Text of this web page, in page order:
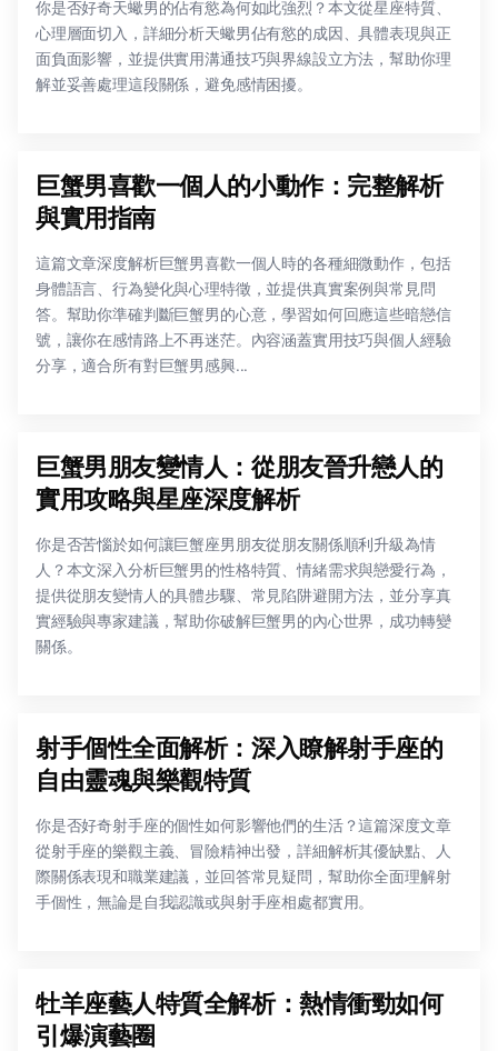
你是否好奇天蠍男的佔有慾為何如此強烈？本文從星座特質、
心理層面切入，詳細分析天蠍男佔有慾的成因、具體表現與正
面負面影響，並提供實用溝通技巧與界線設立方法，幫助你理
解並妥善處理這段關係，避免感情困擾。
巨蟹男喜歡一個人的小動作：完整解析
與實用指南
這篇文章深度解析巨蟹男喜歡一個人時的各種細微動作，包括
身體語言、行為變化與心理特徵，並提供真實案例與常見問
答。幫助你準確判斷巨蟹男的心意，學習如何回應這些暗戀信
號，讓你在感情路上不再迷茫。內容涵蓋實用技巧與個人經驗
分享，適合所有對巨蟹男感興...
巨蟹男朋友變情人：從朋友晉升戀人的
實用攻略與星座深度解析
你是否苦惱於如何讓巨蟹座男朋友從朋友關係順利升級為情
人？本文深入分析巨蟹男的性格特質、情緒需求與戀愛行為，
提供從朋友變情人的具體步驟、常見陷阱避開方法，並分享真
實經驗與專家建議，幫助你破解巨蟹男的內心世界，成功轉變
關係。
射手個性全面解析：深入瞭解射手座的
自由靈魂與樂觀特質
你是否好奇射手座的個性如何影響他們的生活？這篇深度文章
從射手座的樂觀主義、冒險精神出發，詳細解析其優缺點、人
際關係表現和職業建議，並回答常見疑問，幫助你全面理解射
手個性，無論是自我認識或與射手座相處都實用。
牡羊座藝人特質全解析：熱情衝勁如何
引爆演藝圈